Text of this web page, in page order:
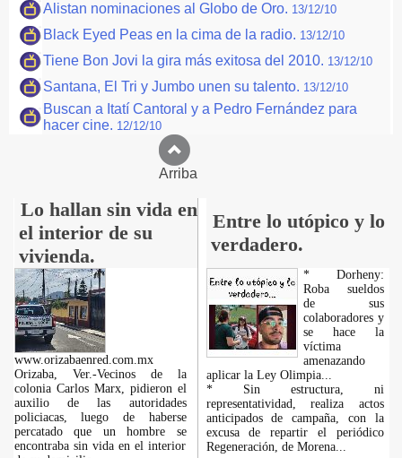
Alistan nominaciones al Globo de Oro. 13/12/10
Black Eyed Peas en la cima de la radio. 13/12/10
Tiene Bon Jovi la gira más exitosa del 2010. 13/12/10
Santana, El Tri y Jumbo unen su talento. 13/12/10
Buscan a Itatí Cantoral y a Pedro Fernández para
hacer cine. 12/12/10
Arriba
Lo hallan sin vida en
el interior de su
vivienda.
Entre lo utópico y lo
verdadero.
www.orizabaenred.com.mx
Orizaba, Ver.-Vecinos de la
colonia Carlos Marx, pidieron el
auxilio de las autoridades
policiacas, luego de haberse
percatado que un hombre se
encontraba sin vida en el interior
* Dorheny:
Roba sueldos
de sus
colaboradores y
se hace la
víctima
amenazando
aplicar la Ley Olimpia...
* Sin estructura, ni
representatividad, realiza actos
anticipados de campaña, con la
excusa de repartir el periódico
Regeneración, de Morena...